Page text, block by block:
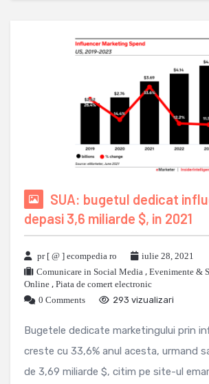
SUA: bugetul dedicat
depasi 3,6 miliarde $, in 2021
pr [ @ ] ecompedia ro
iulie 28, 2021
Comunicare in Social Media , Evenimente &
Online , Piata de comert electronic
0 Comments
293 vizualizari
Bugetele dedicate marketingului prin
creste cu 33,6% anul acesta, urmand
de 3,69 miliarde $, citim pe site-ul